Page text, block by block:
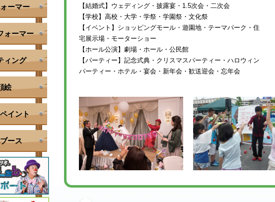
【結婚式】ウェディング・披露宴・1.5次会・二次会
【学校】高校・大学・学祭・学園祭・文化祭
【イベント】ショッピングモール・遊園地・テーマパーク・住
宅展示場・モーターショー
【ホール公演】劇場・ホール・公民館
【パーティー】記念式典・クリスマスパーティー・ハロウィン
パーティー・ホテル・宴会・新年会・歓送迎会・忘年会
ーマー
ォーマー
ィング
絵
イント
ース